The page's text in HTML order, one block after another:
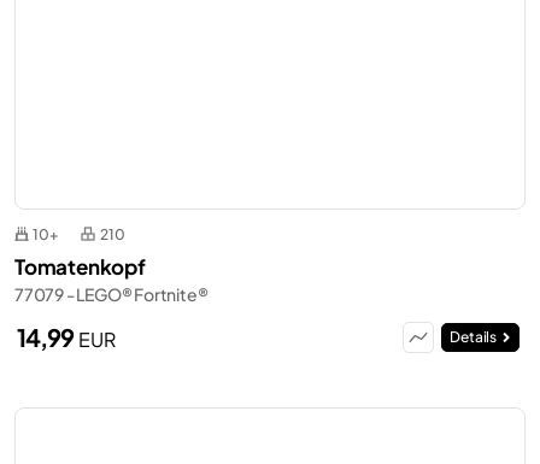
10+ 210
Tomatenkopf
77079 - LEGO® Fortnite®
14,99EUR Details